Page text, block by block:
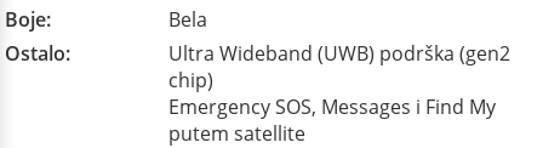
Boje:
Bela
Ostalo:
Ultra Wideband (UWB) podrška (gen2
chip)
Emergency SOS, Messages i Find My
putem satellite